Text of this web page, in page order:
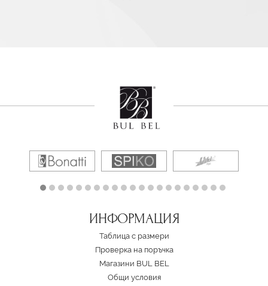
ИНФОРМАЦИЯ
Таблица с размери
Проверка на поръчка
Магазини BUL BEL
Oбщи условия